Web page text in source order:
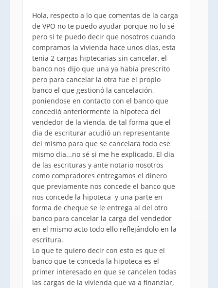
Hola, respecto a lo que comentas de la carga
de VPO no te puedo ayudar porque no lo sé
pero si te puedo decir que nosotros cuando
compramos la vivienda hace unos dias, esta
tenia 2 cargas hiptecarias sin cancelar, el
banco nos dijo que una ya habia prescrito
pero para cancelar la otra fue el propio
banco el que gestionó la cancelación,
poniendose en contacto con el banco que
concedió anteriormente la hipoteca del
vendedor de la vienda, de tal forma que el
dia de escriturar acudió un representante
del mismo para que se cancelara todo ese
mismo dia...no sé si me he explicado. El dia
de las escrituras y ante notario nosotros
como compradores entregamos el dinero
que previamente nos concede el banco que
nos concede la hipoteca y una parte en
forma de cheque se le entrega al del otro
banco para cancelar la carga del vendedor
en el mismo acto todo ello reflejándolo en la
escritura.
Lo que te quiero decir con esto es que el
banco que te conceda la hipoteca es el
primer interesado en que se cancelen todas
las cargas de la vivienda que va a finanziar,